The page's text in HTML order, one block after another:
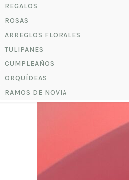
REGALOS
ROSAS
ARREGLOS FLORALES
TULIPANES
CUMPLEAÑOS
ORQUÍDEAS
RAMOS DE NOVIA